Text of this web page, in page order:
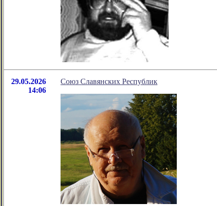
29.05.2026
14:06
Союз Славянских Республик